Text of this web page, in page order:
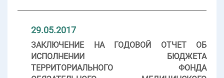
29.05.2017
ЗАКЛЮЧЕНИЕ НА ГОДОВОЙ ОТЧЕТ ОБ
ИСПОЛНЕНИИ БЮДЖЕТА
ТЕРРИТОРИАЛЬНОГО ФОНДА